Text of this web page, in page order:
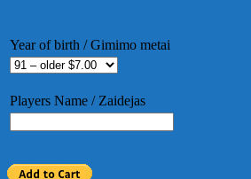
Year of birth / Gimimo metai
Players Name / Zaidejas